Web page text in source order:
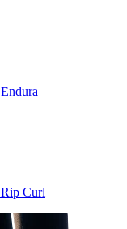
Endura
Rip Curl